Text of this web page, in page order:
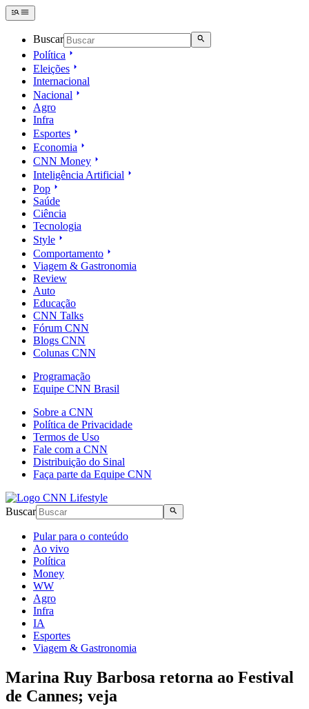
Buscar
Política
Eleições
Internacional
Nacional
Agro
Infra
Esportes
Economia
CNN Money
Inteligência Artificial
Pop
Saúde
Ciência
Tecnologia
Style
Comportamento
Viagem & Gastronomia
Review
Auto
Educação
CNN Talks
Fórum CNN
Blogs CNN
Colunas CNN
Programação
Equipe CNN Brasil
Sobre a CNN
Política de Privacidade
Termos de Uso
Fale com a CNN
Distribuição do Sinal
Faça parte da Equipe CNN
Buscar
Pular para o conteúdo
Ao vivo
Política
Money
WW
Agro
Infra
IA
Esportes
Viagem & Gastronomia
Marina Ruy Barbosa retorna ao Festival
de Cannes; veja